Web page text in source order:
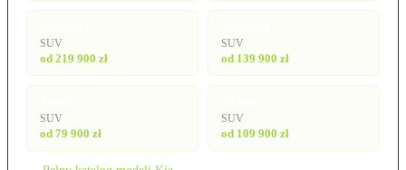
SUV
od 219 900 zł
SUV
od 139 900 zł
SUV
od 79 900 zł
SUV
od 109 900 zł